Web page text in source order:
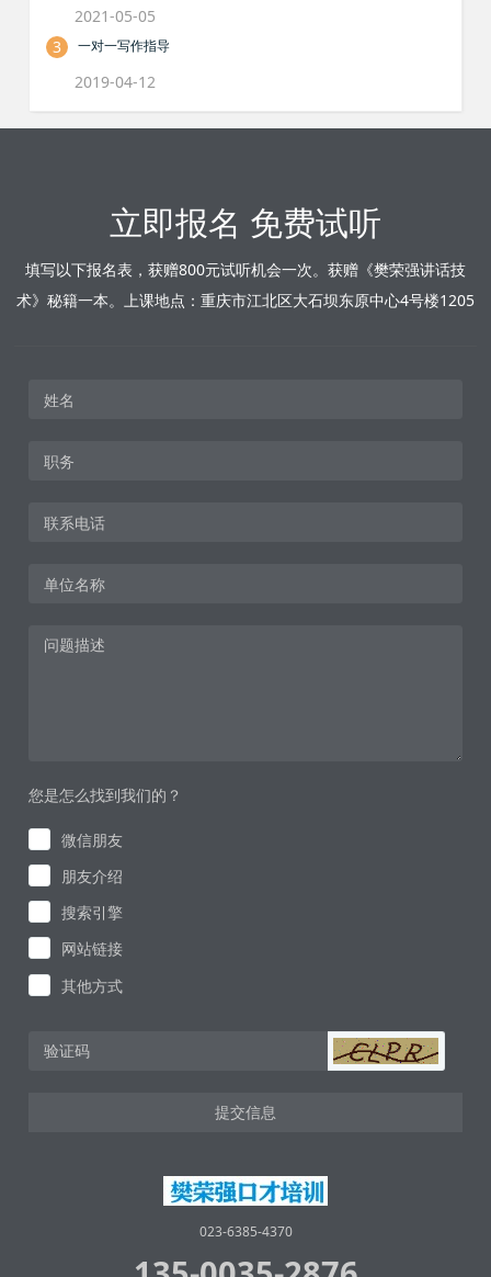
2021-05-05
3
一对一写作指导
2019-04-12
立即报名 免费试听
填写以下报名表，获赠800元试听机会一次。获赠《樊荣强讲话技
术》秘籍一本。上课地点：重庆市江北区大石坝东原中心4号楼1205
您是怎么找到我们的？
微信朋友
朋友介绍
搜索引擎
网站链接
其他方式
提交信息
023-6385-4370